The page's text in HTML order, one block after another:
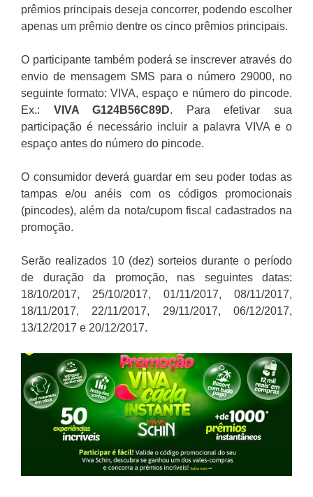
prêmios principais deseja concorrer, podendo escolher
apenas um prêmio dentre os cinco prêmios principais.
O participante também poderá se inscrever através do
envio de mensagem SMS para o número 29000, no
seguinte formato: VIVA, espaço e número do pincode.
Ex.: VIVA G124B56C89D. Para efetivar sua
participação é necessário incluir a palavra VIVA e o
espaço antes do número do pincode.
O consumidor deverá guardar em seu poder todas as
tampas e/ou anéis com os códigos promocionais
(pincodes), além da nota/cupom fiscal cadastrados na
promoção.
Serão realizados 10 (dez) sorteios durante o período
de duração da promoção, nas seguintes datas:
18/10/2017, 25/10/2017, 01/11/2017, 08/11/2017,
18/11/2017, 22/11/2017, 29/11/2017, 06/12/2017,
13/12/2017 e 20/12/2017.